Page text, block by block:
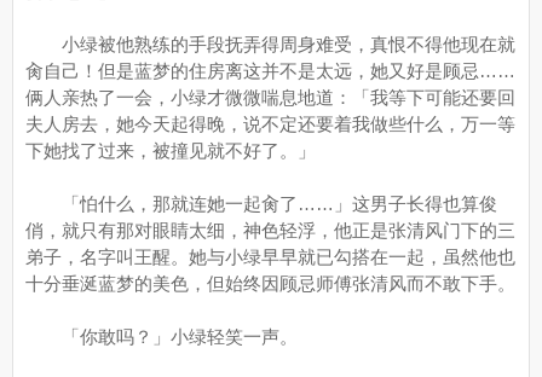
小绿被他熟练的手段抚弄得周身难受，真恨不得他现在就
肏自己！但是蓝梦的住房离这并不是太远，她又好是顾忌……
俩人亲热了一会，小绿才微微喘息地道：「我等下可能还要回
夫人房去，她今天起得晚，说不定还要着我做些什么，万一等
下她找了过来，被撞见就不好了。」
「怕什么，那就连她一起肏了……」这男子长得也算俊
俏，就只有那对眼睛太细，神色轻浮，他正是张清风门下的三
弟子，名字叫王醒。她与小绿早早就已勾搭在一起，虽然他也
十分垂涎蓝梦的美色，但始终因顾忌师傅张清风而不敢下手。
「你敢吗？」小绿轻笑一声。